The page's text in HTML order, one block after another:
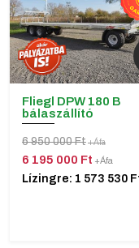
Fliegl DPW 180 B
bálaszállító
6 950 000 Ft+Áfa
6 195 000 Ft +Áfa
Lízingre: 1 573 530